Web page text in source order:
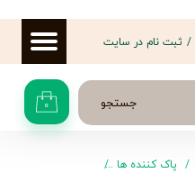
جستجو ۰
/ ثبت نام در سایت
پاک کننده ها